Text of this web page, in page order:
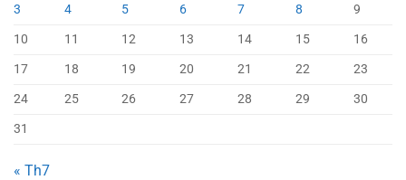
3
4 5 6 7 8
9
10
11 12 13 14 15
16
17
18 19 20 21 22
23
24
25 26 27 28 29
30
31
« Th7